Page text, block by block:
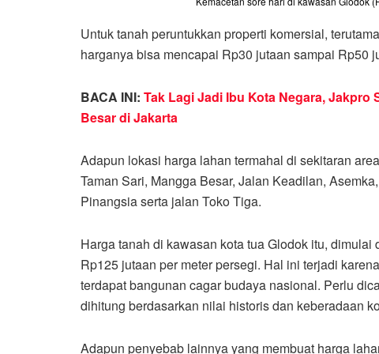
Untuk tanah peruntukkan properti komersial,
harganya bisa mencapai Rp30 jutaan sampai Rp50
BACA INI: Tak Lagi Jadi Ibu Kota Negara,
Besar di Jakarta
Adapun lokasi harga lahan termahal di sekitaran
Taman Sari, Mangga Besar, Jalan Keadilan,
Pinangsia serta jalan Toko Tiga.
Harga tanah di kawasan kota tua Glodok itu,
Rp125 jutaan per meter persegi. Hal ini terjadi
terdapat bangunan cagar budaya nasional. Perlu
dihitung berdasarkan nilai historis dan keberadaan
Adapun penyebab lainnya yang membuat harga